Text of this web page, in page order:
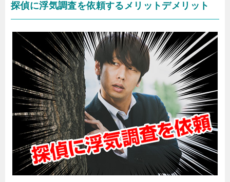
探偵に浮気調査を依頼するメリットデメリット